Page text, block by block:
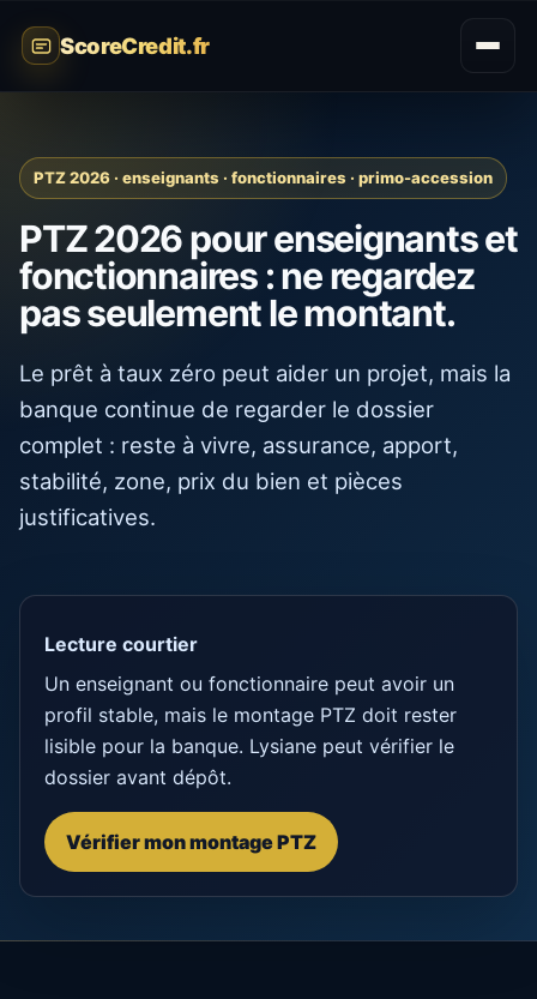
ScoreCredit.fr
PTZ 2026 · enseignants · fonctionnaires · primo-accession
PTZ 2026 pour enseignants et
fonctionnaires : ne regardez
pas seulement le montant.
Le prêt à taux zéro peut aider un projet, mais la
banque continue de regarder le dossier
complet : reste à vivre, assurance, apport,
stabilité, zone, prix du bien et pièces
justificatives.
Lecture courtier
Un enseignant ou fonctionnaire peut avoir un
profil stable, mais le montage PTZ doit rester
lisible pour la banque. Lysiane peut vérifier le
dossier avant dépôt.
Vérifier mon montage PTZ